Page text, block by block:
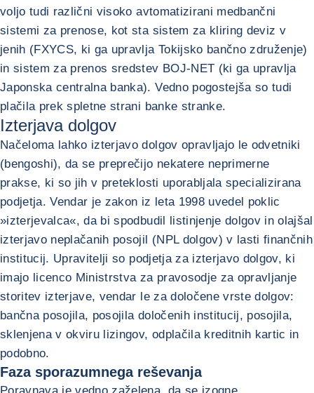
voljo tudi različni visoko avtomatizirani medbančni
sistemi za prenose, kot sta sistem za kliring deviz v
jenih (FXYCS, ki ga upravlja Tokijsko bančno združenje)
in sistem za prenos sredstev BOJ-NET (ki ga upravlja
Japonska centralna banka). Vedno pogostejša so tudi
plačila prek spletne strani banke stranke.
Izterjava dolgov
Načeloma lahko izterjavo dolgov opravljajo le odvetniki
(bengoshi), da se preprečijo nekatere neprimerne
prakse, ki so jih v preteklosti uporabljala specializirana
podjetja. Vendar je zakon iz leta 1998 uvedel poklic
»izterjevalca«, da bi spodbudil listinjenje dolgov in olajšal
izterjavo neplačanih posojil (NPL dolgov) v lasti finančnih
institucij. Upravitelji so podjetja za izterjavo dolgov, ki
imajo licenco Ministrstva za pravosodje za opravljanje
storitev izterjave, vendar le za določene vrste dolgov:
bančna posojila, posojila določenih institucij, posojila,
sklenjena v okviru lizingov, odplačila kreditnih kartic in
podobno.
Faza sporazumnega reševanja